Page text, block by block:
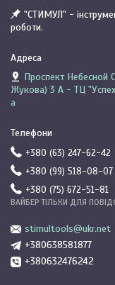
"СТИМУЛ" -
роботи.
Проспект Небесной
Жукова) 3 А - ТЦ
а
+380 (63) 247-62-42
+380 (99) 518-08-07
+380 (75) 672-51-81
ВАЙБЕР ТІЛЬКИ ДЛЯ
stimultools@ukr.net
+380638581877
+380632476242